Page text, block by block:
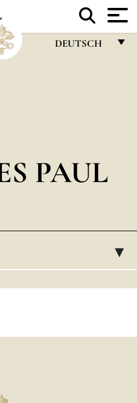
DEUTSCH
ESPAÑOL
DEUTSCH
العربيّة
PAUL
▸